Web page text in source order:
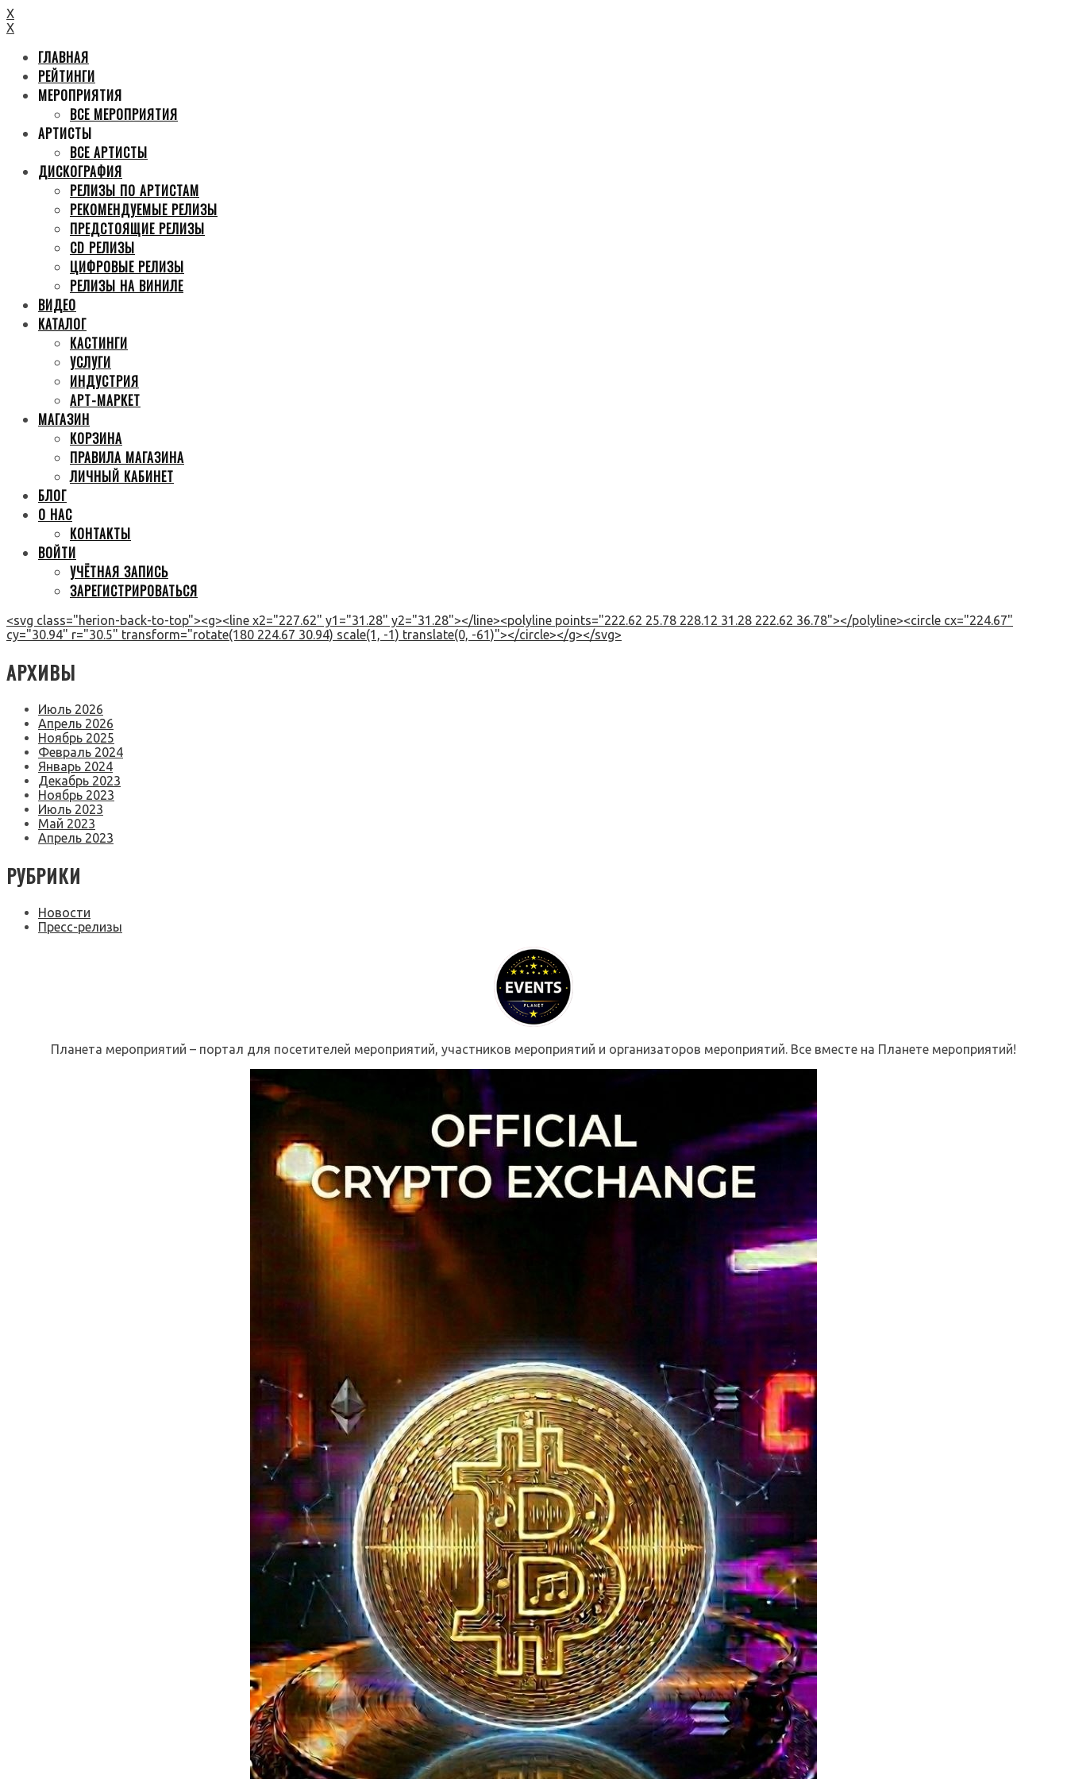
X
X
ГЛАВНАЯ
РЕЙТИНГИ
МЕРОПРИЯТИЯ
ВСЕ МЕРОПРИЯТИЯ
АРТИСТЫ
ВСЕ АРТИСТЫ
ДИСКОГРАФИЯ
РЕЛИЗЫ ПО АРТИСТАМ
РЕКОМЕНДУЕМЫЕ РЕЛИЗЫ
ПРЕДСТОЯЩИЕ РЕЛИЗЫ
CD РЕЛИЗЫ
ЦИФРОВЫЕ РЕЛИЗЫ
РЕЛИЗЫ НА ВИНИЛЕ
ВИДЕО
КАТАЛОГ
КАСТИНГИ
УСЛУГИ
ИНДУСТРИЯ
АРТ-МАРКЕТ
МАГАЗИН
КОРЗИНА
ПРАВИЛА МАГАЗИНА
ЛИЧНЫЙ КАБИНЕТ
БЛОГ
О НАС
КОНТАКТЫ
ВОЙТИ
УЧЁТНАЯ ЗАПИСЬ
ЗАРЕГИСТРИРОВАТЬСЯ
<svg class="herion-back-to-top"><g><line x2="227.62" y1="31.28" y2="31.28"></line><polyline points="222.62 25.78 228.12 31.28 222.62 36.78"></polyline><circle cx="224.67"
cy="30.94" r="30.5" transform="rotate(180 224.67 30.94) scale(1, -1) translate(0, -61)"></circle></g></svg>
АРХИВЫ
Июль 2026
Апрель 2026
Ноябрь 2025
Февраль 2024
Январь 2024
Декабрь 2023
Ноябрь 2023
Июль 2023
Май 2023
Апрель 2023
РУБРИКИ
Новости
Пресс-релизы
Планета мероприятий – портал для посетителей мероприятий, участников мероприятий и организаторов мероприятий. Все вместе на Планете мероприятий!